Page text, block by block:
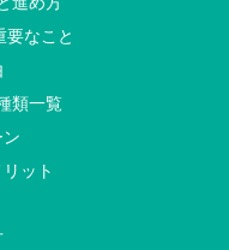
要なこと
類一覧
ット